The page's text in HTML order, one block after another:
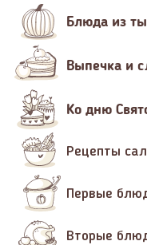
Блюда из
Выпечка и
Ко дню
Рецепты
Первые
Вторые